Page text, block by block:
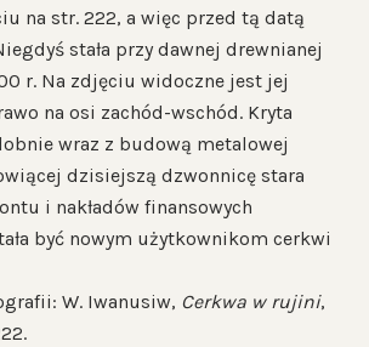
na str. 222, a więc przed tą datą
stała przy dawnej drewnianej
r. Na zdjęciu widoczne jest jej
na osi zachód-wschód. Kryta
wraz z budową metalowej
dzisiejszą dzwonnicę stara
i nakładów finansowych
być nowym użytkownikom cerkwi
W. Iwanusiw, Cerkwa w rujini,